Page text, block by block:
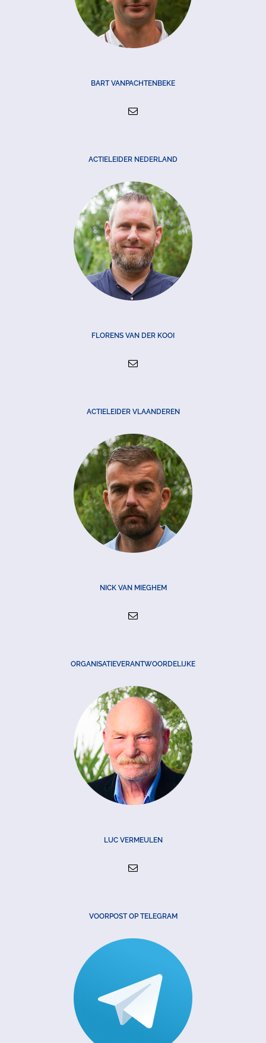
BART VANPACHTENBEKE
ACTIELEIDER NEDERLAND
FLORENS VAN DER KOOI
ACTIELEIDER VLAANDEREN
NICK VAN MIEGHEM
ORGANISATIEVERANTWOORDELIJKE
LUC VERMEULEN
VOORPOST OP TELEGRAM